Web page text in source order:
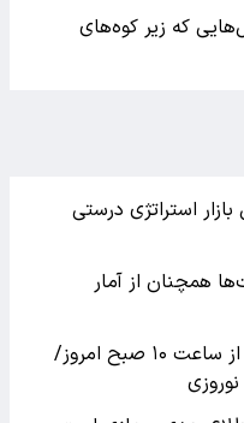
که زیر کوه‌های
استراتژی درستی
همچنان از آمار
اعمال محدودیت تردد در چالوس از ساعت ۱۰ صبح امروز/